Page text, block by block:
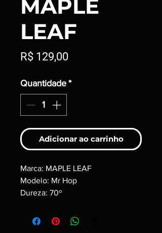
MAPLE
LEAF
R$ 129,00Preço
Quantidade *
Adicionar ao carrinho
Marca: MAPLE LEAF
Modelo: Mr Hop
Dureza: 70º